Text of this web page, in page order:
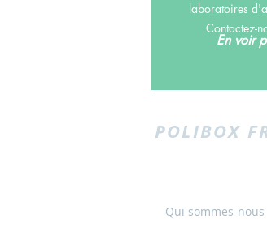
laboratoires
Contactez-
En voir
POLIBOX
Qui sommes-nous